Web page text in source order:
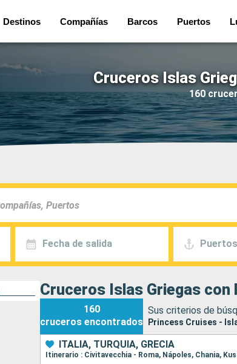
Destinos Compañías Barcos Puertos
Cruceros Islas
160
Fecha de salida Puertos
Cruceros Islas Griegas con
160
cruceros encontrados
Sus criterios de
Princess Cruises -
ITALIA, TURQUÍA, GRECIA
Itinerario : Civitavecchia - Roma, Nápoles, Chania,